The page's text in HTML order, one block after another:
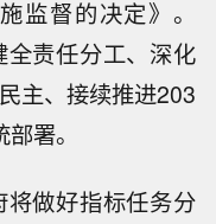
监督的决定》。
全责任分工、深化
主、接续推进203
署。
做好指标任务分